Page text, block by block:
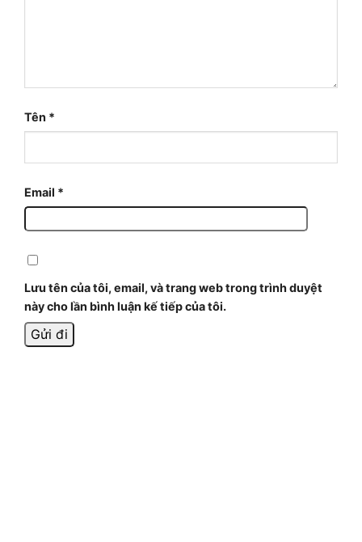
Tên *
Email *
Lưu tên của tôi, email, và trang web trong trình duyệt
này cho lần bình luận kế tiếp của tôi.